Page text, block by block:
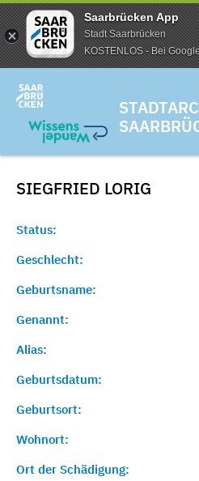
Saarbrücken App
Stadt Saarbrücken
KOSTENLOS - Bei
SIEGFRIED LORIG
Status:
Geschlecht:
Geburtsname:
Genannt:
Alias:
Geburtsdatum:
Geburtsort:
Wohnort:
Ort der Schädigung: